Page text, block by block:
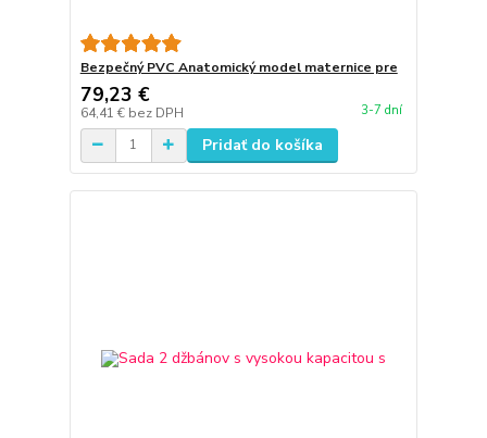
Bezpečný PVC Anatomický model maternice pre
79,23 €
64,41 € bez DPH 3-7 dní
Pridať do košíka